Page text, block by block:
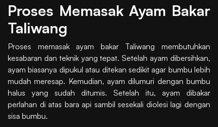
Proses Memasak Ayam Bakar
Taliwang
Proses memasak ayam bakar Taliwang membutuhkan
kesabaran dan teknik yang tepat. Setelah ayam dibersihkan,
ayam biasanya dipukul atau ditekan sedikit agar bumbu lebih
mudah meresap. Kemudian, ayam dilumuri dengan bumbu
halus yang sudah ditumis. Setelah itu, ayam dibakar
perlahan di atas bara api sambil sesekali diolesi lagi dengan
sisa bumbu.